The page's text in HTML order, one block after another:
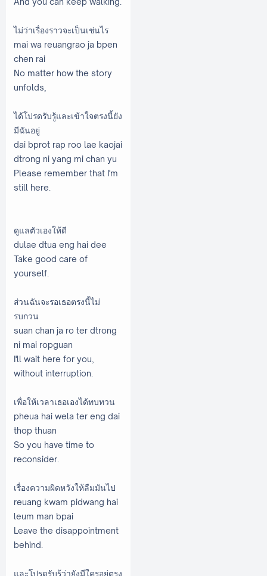
ไม่ว่าเรื่องราวจะเป็นเช่นไร
mai wa reuangrao ja bpen
chen rai
No matter how the story
unfolds,
ได้โปรดรับรู้และเข้าใจตรงนี้ยัง
มีฉันอยู่
dai bprot rap roo lae kaojai
dtrong ni yang mi chan yu
Please remember that I'm
still here.
ดูแลตัวเองให้ดี
dulae dtua eng hai dee
Take good care of
yourself.
ส่วนฉันจะรอเธอตรงนี้ไม่
รบกวน
suan chan ja ro ter dtrong
ni mai ropguan
I'll wait here for you,
without interruption.
เพื่อให้เวลาเธอเองได้ทบทวน
pheua hai wela ter eng dai
thop thuan
So you have time to
reconsider.
เรื่องความผิดหวังให้ลืมมันไป
reuang kwam pidwang hai
leum man bpai
Leave the disappointment
behind.
และโปรดรับรู้ว่ายังมีใครอยู่ตรง